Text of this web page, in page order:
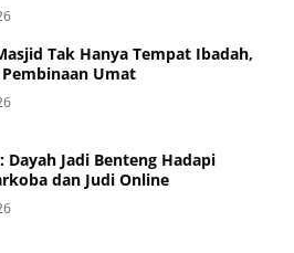
Tak Hanya Tempat Ibadah,
Umat
Dayah Jadi Benteng Hadapi
dan Judi Online